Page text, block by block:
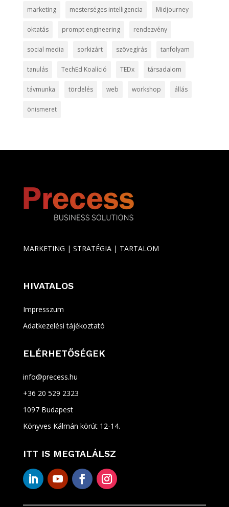
marketing mesterséges intelligencia Midjourney
oktatás prompt engineering rendezvény
social media sorkizárt szövegírás tanfolyam
tanulás TechEd Koalíció TEDx társadalom
távmunka tördelés web workshop állás
önismeret
MARKETING | STRATÉGIA | TARTALOM
HIVATALOS
Impresszum
Adatkezelési tájékoztató
ELÉRHETŐSÉGEK
info@precess.hu
+36 20 529 2323
1097 Budapest
Könyves Kálmán körút 12-14.
ITT IS MEGTALÁLSZ